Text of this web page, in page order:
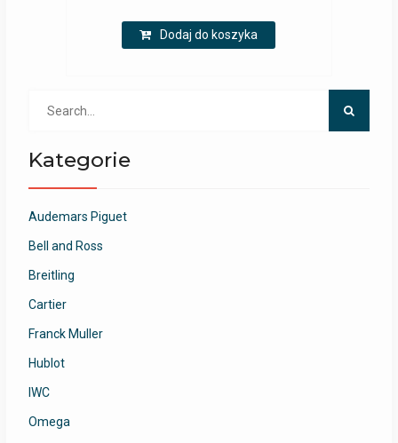
Dodaj do koszyka
Kategorie
Audemars Piguet
Bell and Ross
Breitling
Cartier
Franck Muller
Hublot
IWC
Omega